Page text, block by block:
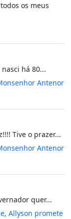
todos os meus
há 80...
Antenor
Tive o prazer...
Antenor
quer...
Allyson promete